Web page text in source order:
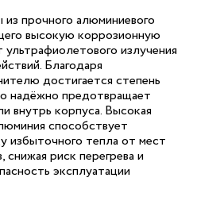
прочного алюминиевого
высокую коррозионную
излучения
Благодаря
достигается степень
надёжно предотвращает
внутрь корпуса. Высокая
способствует
избыточного тепла от мест
риск перегрева и
эксплуатации